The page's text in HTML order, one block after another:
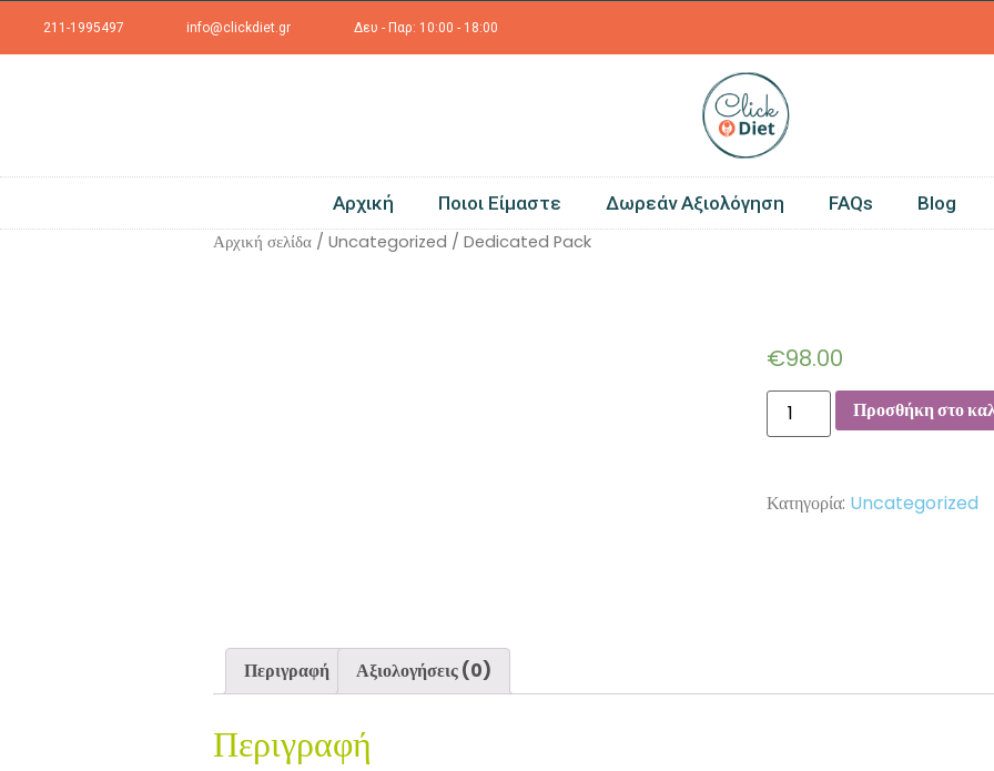
211-1995497 info@clickdiet.gr Δευ - Παρ: 10:00 - 18:00
Αρχική Ποιοι Είμαστε Δωρεάν Αξιολόγηση FAQs Blog
Αρχική σελίδα / Uncategorized / Dedicated Pack
€98.00
Προσθήκη στο
Κατηγορία: Uncategorized
Περιγραφή Αξιολογήσεις (0)
Περιγραφή